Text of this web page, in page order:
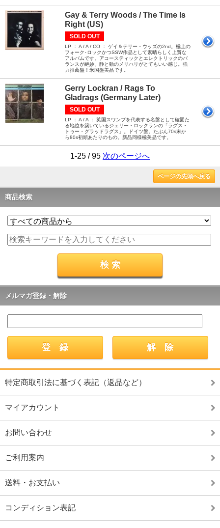
Gay & Terry Woods / The Time Is
Right (US)
SOLD OUT
LP ： A / A / CO ： ゲイ＆テリー・ウッズの2nd。極上の
フォーク･ロックかつSSW作品として素晴らしく上質な
アルバムです。アコースティックとエレクトリックのバ
ランスが絶妙、静と動のメリハリがとてもいい感じ。強
力推薦盤！米国盤美品です。
Gerry Lockran / Rags To
Gladrags (Germany Later)
SOLD OUT
LP ： A / A ： 英国スワンプを代表する名盤として確固た
る地位を築いているジェリー・ロックランの「ラグス・
トゥー・グラッドラグス」。ドイツ盤。たぶん70s末か
ら80s初頭あたりのもの。新品同様極美品です。
1-25 / 95 次のページへ
ページの先頭へ戻る
商品検索
メルマガ登録・解除
特定商取引法に基づく表記（返品など）
マイアカウント
お問い合わせ
ご利用案内
送料・お支払い
コンディション表記